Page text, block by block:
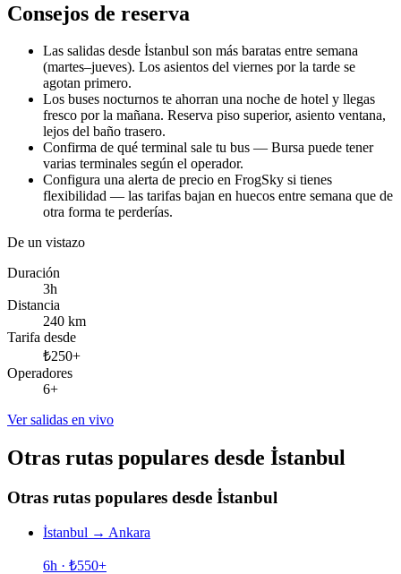
Consejos de reserva
Las salidas desde İstanbul son más baratas entre semana
(martes–jueves). Los asientos del viernes por la tarde se
agotan primero.
Los buses nocturnos te ahorran una noche de hotel y llegas
fresco por la mañana. Reserva piso superior, asiento ventana,
lejos del baño trasero.
Confirma de qué terminal sale tu bus — Bursa puede tener
varias terminales según el operador.
Configura una alerta de precio en FrogSky si tienes
flexibilidad — las tarifas bajan en huecos entre semana que de
otra forma te perderías.
De un vistazo
Duración
3h
Distancia
240 km
Tarifa desde
₺250+
Operadores
6+
Ver salidas en vivo
Otras rutas populares desde İstanbul
Otras rutas populares desde İstanbul
İstanbul → Ankara
6h · ₺550+